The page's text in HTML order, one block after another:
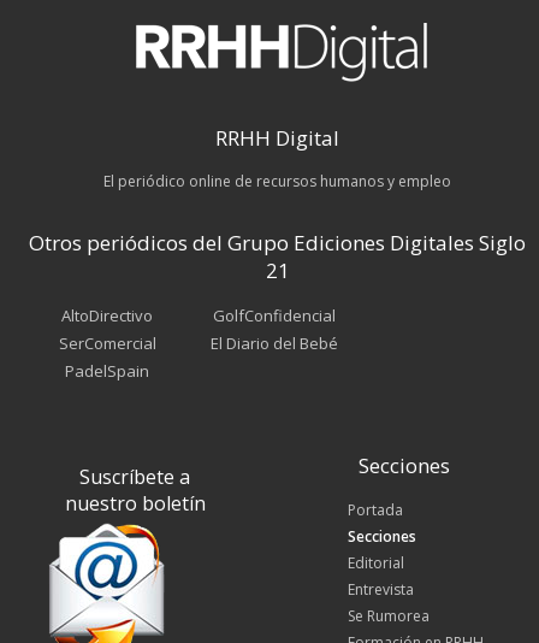
RRHH Digital
El periódico online de recursos humanos y empleo
Otros periódicos del Grupo Ediciones Digitales Siglo
21
AltoDirectivo
SerComercial
PadelSpain
GolfConfidencial
El Diario del Bebé
Suscríbete a
nuestro boletín
Secciones
Portada
Secciones
Editorial
Entrevista
Se Rumorea